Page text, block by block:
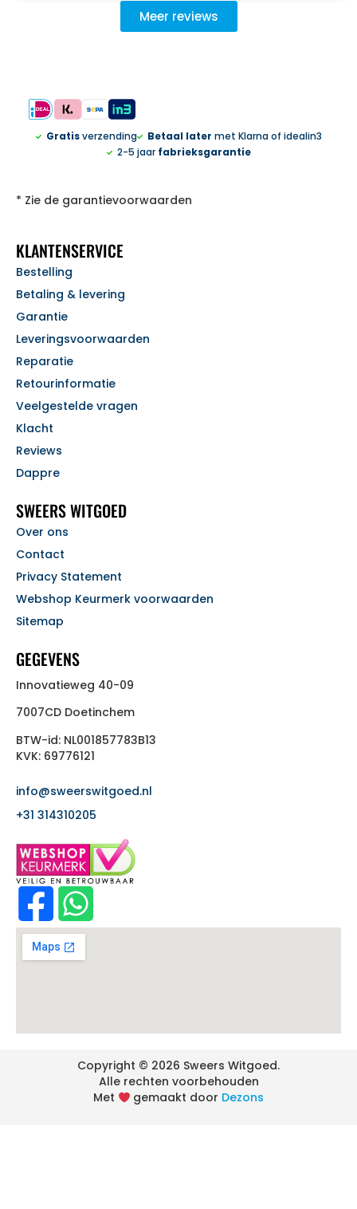
Meer reviews
Gratisverzending Betaal later met Klarna of idealin3
2-5 jaar fabrieksgarantie
* Zie de garantievoorwaarden
KLANTENSERVICE
Bestelling
Betaling & levering
Garantie
Leveringsvoorwaarden
Reparatie
Retourinformatie
Veelgestelde vragen
Klacht
Reviews
Dappre
SWEERS WITGOED
Over ons
Contact
Privacy Statement
Webshop Keurmerk voorwaarden
Sitemap
GEGEVENS
Innovatieweg 40-09
7007CD Doetinchem
BTW-id: NL001857783B13
KVK: 69776121
info@sweerswitgoed.nl
+31 314310205
Met gemaakt door Dezons
Copyright © 2026 Sweers Witgoed.
Alle rechten voorbehouden